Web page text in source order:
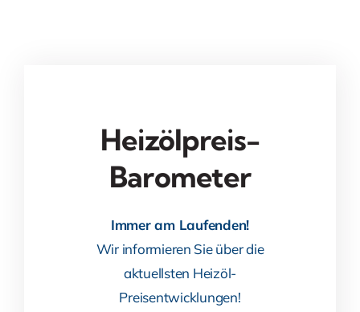
Heizölpreis-
Barometer
Immer am Laufenden!
Wir informieren Sie über die
aktuellsten Heizöl-
Preisentwicklungen!